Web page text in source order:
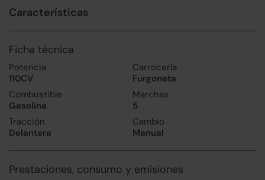
Características
Ficha técnica
Potencia
110CV
Carrocería
Furgoneta
Combustible
Gasolina
Marchas
5
Tracción
Delantera
Cambio
Manual
Prestaciones, consumo y emisiones